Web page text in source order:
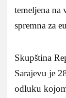
temeljena na
spremna za
Skupština
Sarajevu je
odluku